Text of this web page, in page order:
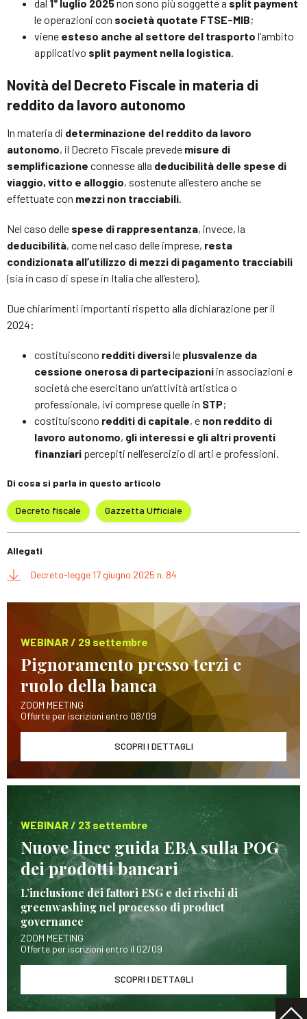
dal 1° luglio 2025non sono più soggette a split payment
le operazioni con società quotate FTSE-MIB;
viene esteso anche al settore del trasporto l’ambito
applicativo split payment nella logistica.
Novità del Decreto Fiscale in materia di
reddito da lavoro autonomo
In materia di determinazione del reddito da lavoro
autonomo, il Decreto Fiscale prevede misure di
semplificazione connesse alla deducibilità delle spese di
viaggio, vitto e alloggio, sostenute all’estero anche se
effettuate con mezzi non tracciabili.
Nel caso delle spese di rappresentanza, invece, la
deducibilità, come nel caso delle imprese, resta
condizionata all’utilizzo di mezzi di pagamento tracciabili
(sia in caso di spese in Italia che all’estero).
Due chiarimenti importanti rispetto alla dichiarazione per il
2024:
costituiscono redditi diversile plusvalenze da
cessione onerosa di partecipazioni in associazioni e
società che esercitano un’attività artistica o
professionale, ivi comprese quelle in STP;
costituiscono redditi di capitale, e non reddito di
lavoro autonomo, gli interessi e gli altri proventi
finanziari percepiti nell’esercizio di arti e professioni.
Di cosa si parla in questo articolo
Decreto fiscale Gazzetta Ufficiale
Allegati
Decreto-legge 17 giugno 2025 n. 84
WEBINAR / 29 settembre
Pignoramento presso terzi e
ruolo della banca
ZOOM MEETING
Offerte per iscrizioni entro 08/09
SCOPRI I DETTAGLI
WEBINAR / 23 settembre
Nuove linee guida EBA sulla POG
dei prodotti bancari
L’inclusione dei fattori ESG e dei rischi di
greenwashing nel processo di product
governance
ZOOM MEETING
Offerte per iscrizioni entro il 02/09
SCOPRI I DETTAGLI